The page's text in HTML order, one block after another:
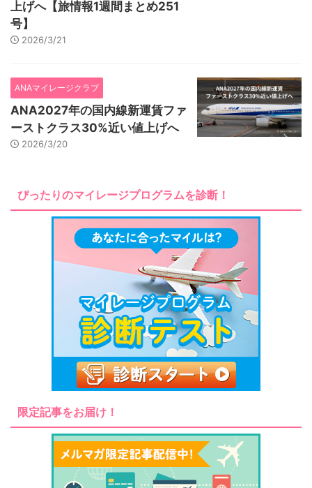
上げへ【旅情報1週間まとめ251
号】
2026/3/21
ANAマイレージクラブ
ANA2027年の国内線新運賃ファ
ーストクラス30%近い値上げへ
2026/3/20
ぴったりのマイレージプログラムを診断！
限定記事をお届け！